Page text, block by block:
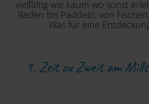
vielfältig wie kaum wo sonst
Baden bis Paddeln, von
Was für eine
1. Zeit zu Zweit am